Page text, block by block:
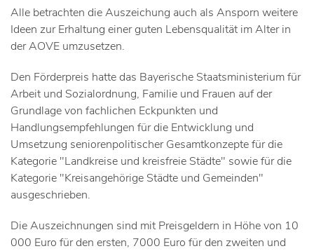
Alle betrachten die Auszeichung auch als Ansporn weitere
Ideen zur Erhaltung einer guten Lebensqualität im Alter in
der AOVE umzusetzen.
Den Förderpreis hatte das Bayerische Staatsministerium für
Arbeit und Sozialordnung, Familie und Frauen auf der
Grundlage von fachlichen Eckpunkten und
Handlungsempfehlungen für die Entwicklung und
Umsetzung seniorenpolitischer Gesamtkonzepte für die
Kategorie "Landkreise und kreisfreie Städte" sowie für die
Kategorie "Kreisangehörige Städte und Gemeinden"
ausgeschrieben.
Die Auszeichnungen sind mit Preisgeldern in Höhe von 10
000 Euro für den ersten, 7000 Euro für den zweiten und